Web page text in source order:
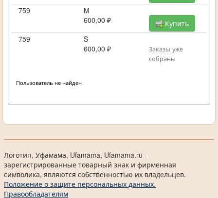
759
M
600,00 ₽
Купить
759
S
600,00 ₽
Заказы уже
собраны
Пользователь не найден
Логотип, Уфамама, Ufamama, Ufamama.ru -
зарегистрированные товарный знак и фирменная
символика, являются собственностью их владельцев.
Положение о защите персональных данных.
Правообладателям